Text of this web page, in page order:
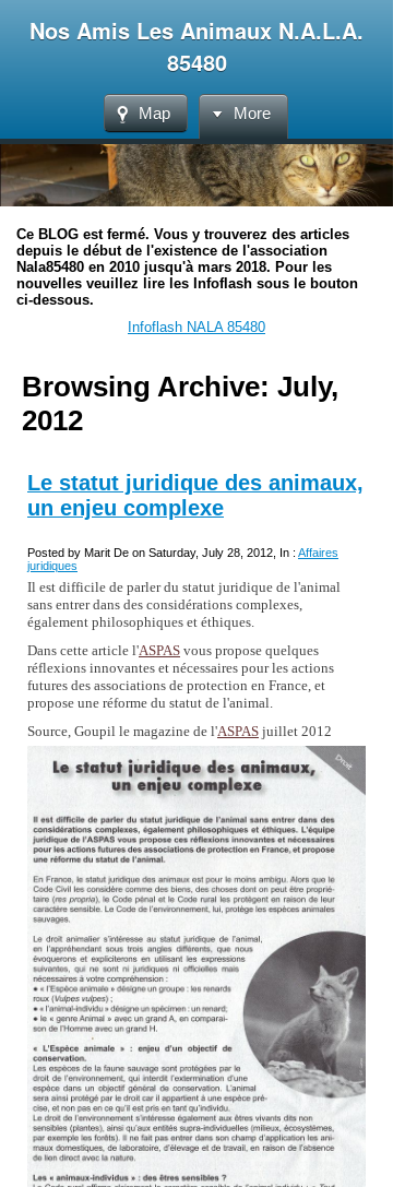
Nos Amis Les Animaux N.A.L.A.
85480
Map More
Ce BLOG est fermé. Vous y trouverez des articles
depuis le début de l'existence de l'association
Nala85480 en 2010 jusqu'à mars 2018. Pour les
nouvelles veuillez lire les Infoflash sous le bouton
ci-dessous.
Infoflash NALA 85480
Browsing Archive: July,
2012
Le statut juridique des animaux,
un enjeu complexe
Posted by Marit De on Saturday, July 28, 2012, In : Affaires
juridiques
Il est difficile de parler du statut juridique de l'animal
sans entrer dans des considérations complexes,
également philosophiques et éthiques.
Dans cette article l'ASPAS vous propose quelques
réflexions innovantes et nécessaires pour les actions
futures des associations de protection en France, et
propose une réforme du statut de l'animal.
Source, Goupil le magazine de l'ASPAS juillet 2012